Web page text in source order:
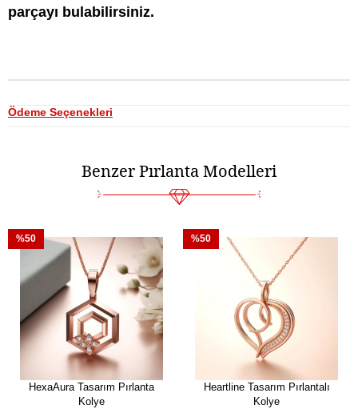
parçayı bulabilirsiniz.
Ödeme Seçenekleri
Benzer Pırlanta Modelleri
HexaAura Tasarım Pırlanta
Kolye
%50
Heartline Tasarım Pırlantalı
Kolye
%50